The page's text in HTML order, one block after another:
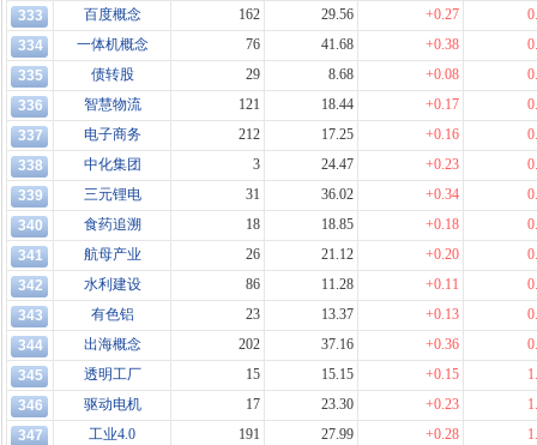
333
百度概念 162 29.56 +0.27
334
一体机概念 76 41.68 +0.38
335
债转股 29 8.68 +0.08
336
智慧物流 121 18.44 +0.17
337
电子商务 212 17.25 +0.16
338
中化集团 3 24.47 +0.23
339
三元锂电 31 36.02 +0.34
340
食药追溯 18 18.85 +0.18
341
航母产业 26 21.12 +0.20
342
水利建设 86 11.28 +0.11
343
有色铝 23 13.37 +0.13
344
出海概念 202 37.16 +0.36
345
透明工厂 15 15.15 +0.15
346
驱动电机 17 23.30 +0.23
347
工业4.0 191 27.99 +0.28